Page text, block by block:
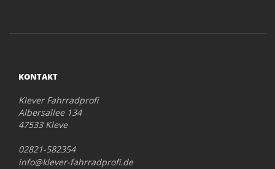
KONTAKT
Klever Fahrradprofi
Albersallee 134
47533 Kleve
02821-582354
info@klever-fahrradprofi.de